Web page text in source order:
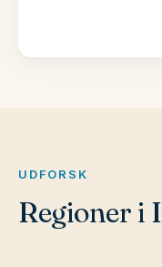
UDFORSK
Regioner i